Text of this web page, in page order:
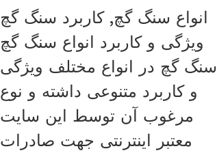
انواع سنگ گچ, کاربرد سنگ گچ
ویژگی و کاربرد انواع سنگ گچ
سنگ گچ در انواع مختلف ویژگی
و کاربرد متنوعی داشته و نوع
مرغوب آن توسط این سایت
معتبر اینترنتی جهت صادرات